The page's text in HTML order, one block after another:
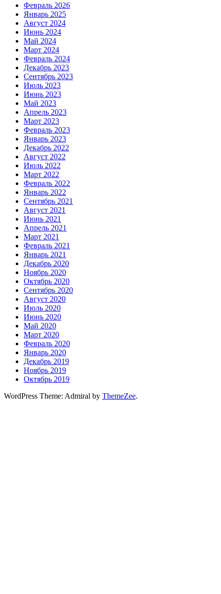
Февраль 2026
Январь 2025
Август 2024
Июнь 2024
Май 2024
Март 2024
Февраль 2024
Декабрь 2023
Сентябрь 2023
Июль 2023
Июнь 2023
Май 2023
Апрель 2023
Март 2023
Февраль 2023
Январь 2023
Декабрь 2022
Август 2022
Июль 2022
Март 2022
Февраль 2022
Январь 2022
Сентябрь 2021
Август 2021
Июнь 2021
Апрель 2021
Март 2021
Февраль 2021
Январь 2021
Декабрь 2020
Ноябрь 2020
Октябрь 2020
Сентябрь 2020
Август 2020
Июль 2020
Июнь 2020
Май 2020
Март 2020
Февраль 2020
Январь 2020
Декабрь 2019
Ноябрь 2019
Октябрь 2019
WordPress Theme: Admiral by ThemeZee.